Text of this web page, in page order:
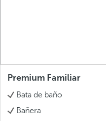
Premium Familiar
Bata de baño
Bañera